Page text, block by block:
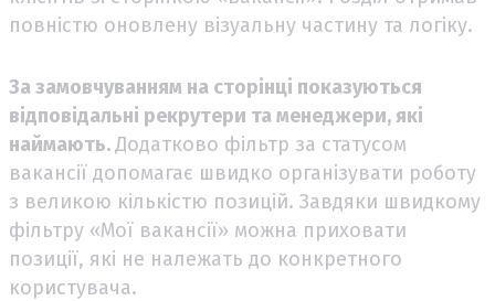
повністю оновлену візуальну частину та логіку.
За замовчуванням на сторінці показуються
відповідальні рекрутери та менеджери, які
наймають.Додатково фільтр за статусом
вакансії допомагає швидко організувати роботу
з великою кількістю позицій. Завдяки швидкому
фільтру «Мої вакансії» можна приховати
позиції, які не належать до конкретного
користувача.